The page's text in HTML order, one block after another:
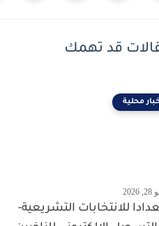
قد تهمك
محلية
للانتخابات التشريعية-